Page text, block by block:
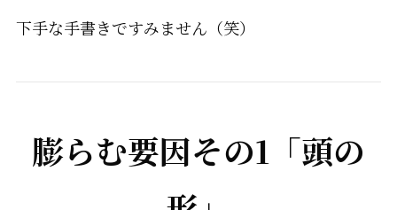
下手な手書きですみません（笑）
膨らむ要因その1 「頭の